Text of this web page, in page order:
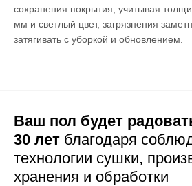
сохранения покрытия, учитывая
мм и светлый цвет, загрязнения
затягивать с уборкой и обновлением.
Ваш пол будет
30 лет благодаря
технологии сушки,
хранения и обработки